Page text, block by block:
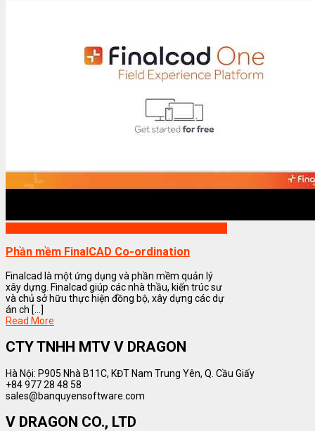
Phần mềm FinalCAD Co-ordination
Finalcad là một ứng dụng và phần mềm quản lý
xây dựng. Finalcad giúp các nhà thầu, kiến trúc sư
và chủ sở hữu thực hiện đồng bộ, xây dựng các dự
án ch [...]
Read More
CTY TNHH MTV V DRAGON
Hà Nội: P905 Nhà B11C, KĐT Nam Trung Yên, Q. Cầu Giấy
+84 977 28 48 58
sales@banquyensoftware.com
V DRAGON CO., LTD